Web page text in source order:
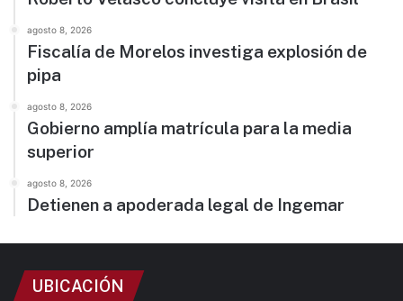
agosto 8, 2026
Fiscalía de Morelos investiga explosión de
pipa
agosto 8, 2026
Gobierno amplía matrícula para la media
superior
agosto 8, 2026
Detienen a apoderada legal de Ingemar
UBICACIÓN